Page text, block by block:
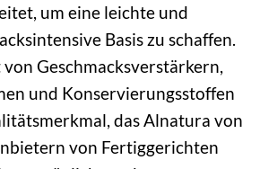
um eine leichte und
Basis zu schaffen.
Geschmacksverstärkern,
und Konservierungsstoffen
das Alnatura von
von Fertiggerichten